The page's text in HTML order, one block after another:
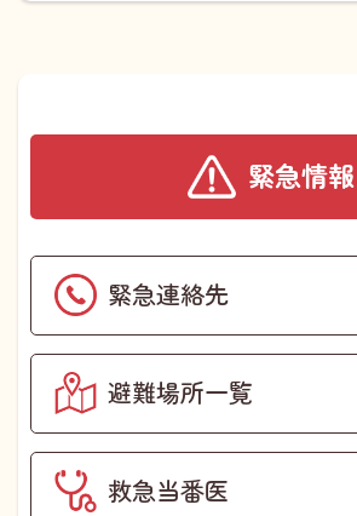
緊急情報
緊急連絡先
避難場所一覧
救急当番医